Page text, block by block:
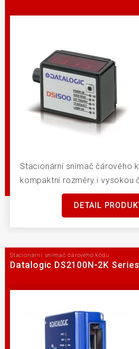
Stacionární snímač čárového
kompaktní rozměry i vysokou
DETAIL
Stacionární snímač čárového kódu
Datalogic DS2100N-2K Series